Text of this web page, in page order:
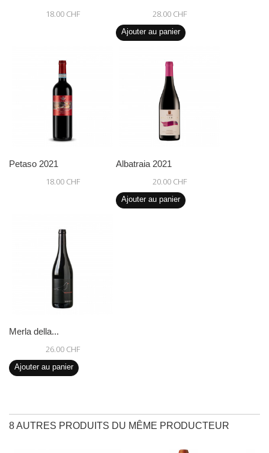
18.00 CHF 28.00 CHF
Ajouter au panier
Petaso 2021
18.00 CHF
Albatraia 2021
20.00 CHF
Ajouter au panier
Merla della...
26.00 CHF
Ajouter au panier
8 AUTRES PRODUITS DU MÊME PRODUCTEUR